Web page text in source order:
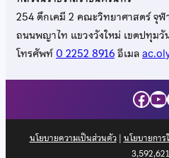
254 ตึกเคมี 2 คณะวิทยาศาสตร์ จุ
ถนนพญาไท แขวงวังใหม่ เขตปทุม
โทรศัพท์0 2252 8916อีเมล
นโยบายความเป็นส่วนตัว| นโยบายการ
3,592,621